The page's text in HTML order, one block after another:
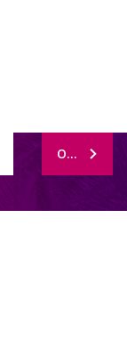
ODOBERAŤ